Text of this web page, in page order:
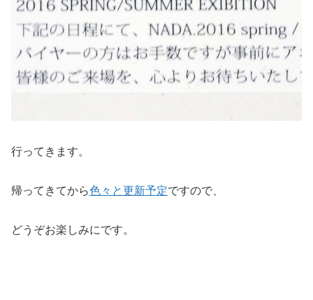
行ってきます。
帰ってきてから色々と更新予定ですので、
どうぞお楽しみにです。